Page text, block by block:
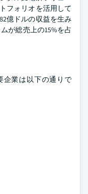
フォリオを活用して
億ドルの収益を生み
が総売上の15%を占
企業は以下の通りで